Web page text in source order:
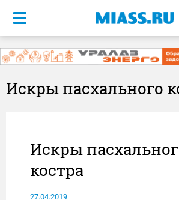
Меню
Искры пасхального
Искры
костра
27.04.2019